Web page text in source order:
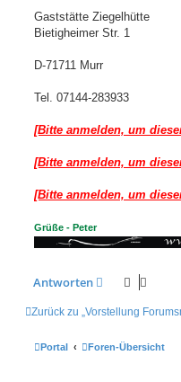
Gaststätte Ziegelhütte
Bietigheimer Str. 1
D-71711 Murr
Tel. 07144-283933
[Bitte anmelden, um
[Bitte anmelden, um
[Bitte anmelden, um
Grüße - Peter
Antworten
Zurück zu „Vorstellung
Portal Foren-Übersicht